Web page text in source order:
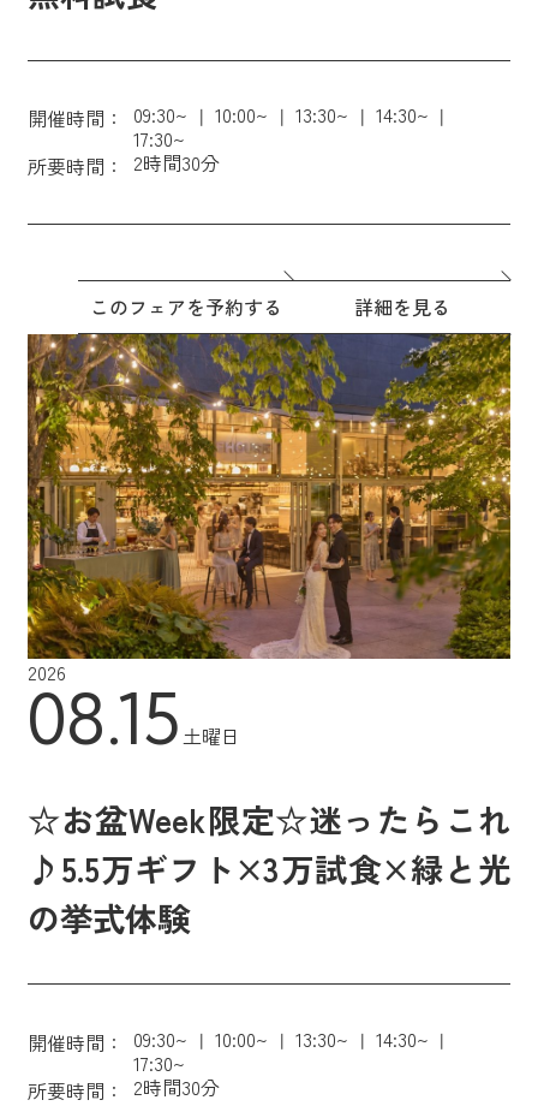
開催時間： 09:30~ 10:00~ 13:30~
14:30~
17:30~
所要時間：
2時間30分
このフェアを予約する 詳細を見る
2026
08.15土曜日
☆お盆Week限定☆迷ったらこれ
♪5.5万ギフト×3万試食×緑と光
の挙式体験
開催時間： 09:30~ 10:00~ 13:30~
14:30~
17:30~
所要時間：
2時間30分